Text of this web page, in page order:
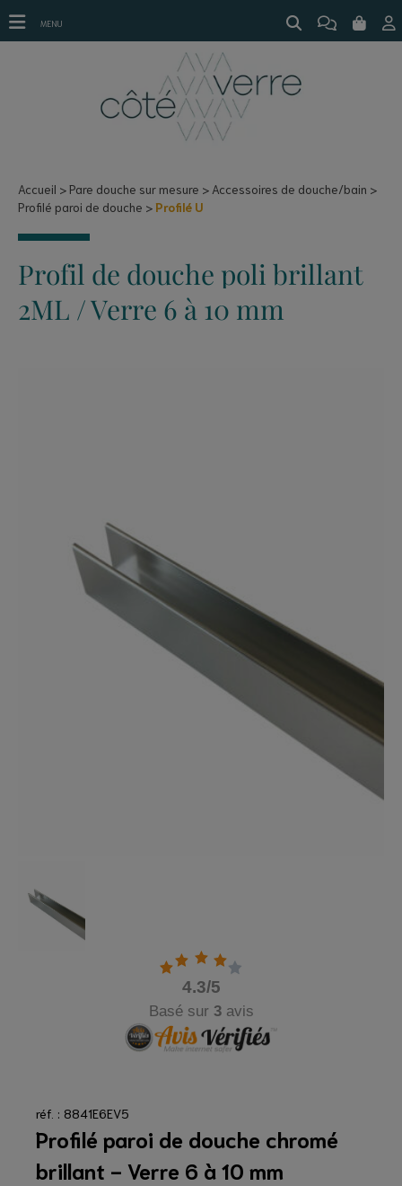
Profilé U
Accueil Pare douche sur mesure
Accessoires de douche/bain
Profilé paroi de douche
Profilé U
Profil de douche poli brillant
2ML / Verre 6 à 10 mm
4.3/5
Basé sur 3avis
réf. : 8841E6EV5
Profilé paroi de douche chromé
brillant - Verre 6 à 10 mm
MENU